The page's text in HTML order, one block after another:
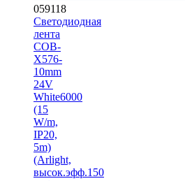
059118
Светодиодная
лента
COB-
X576-
10mm
24V
White6000
(15
W/m,
IP20,
5m)
(Arlight,
высок.эфф.150